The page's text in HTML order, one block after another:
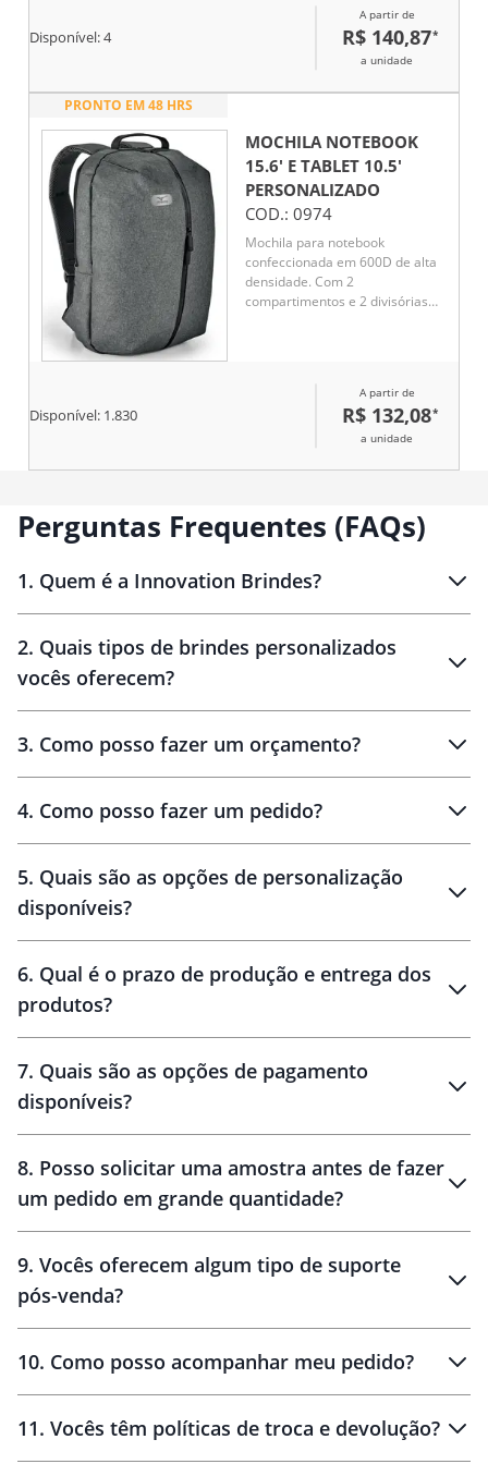
Disponível:4
A partir de
R$ 140,87*
a unidade
PRONTO EM 48 HRS
MOCHILA NOTEBOOK
15.6' E TABLET 10.5'
PERSONALIZADO
COD.: 0974
Mochila para notebook
confeccionada em 600D de alta
densidade. Com 2
compartimentos e 2 divisórias
Disponível: 1.830
A partir de
R$ 132,08*
a unidade
Perguntas Frequentes (FAQs)
1. Quem é a Innovation Brindes?
Brindes personalizados
2. Quais tipos de brindes personalizados
vocês oferecem?
personalizados
3. Como posso fazer um orçamento?
brinde
personalização
4. Como posso fazer um pedido?
amostra virtual
5. Quais são as opções de personalização
disponíveis?
6. Qual é o prazo de produção e entrega dos
produtos?
10 dias
brinde
48 horas
7. Quais são as opções de pagamento
disponíveis?
8. Posso solicitar uma amostra antes de fazer
um pedido em grande quantidade?
amostras
9. Vocês oferecem algum tipo de suporte
pós-venda?
10. Como posso acompanhar meu pedido?
11. Vocês têm políticas de troca e devolução?